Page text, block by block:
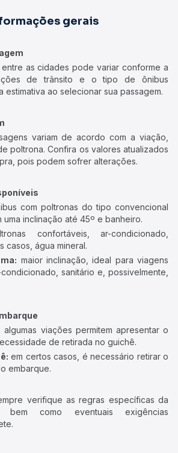
gerais
as cidades pode variar conforme a
de trânsito e o tipo de ônibus
estimativa ao selecionar sua passagem.
variam de acordo com a viação,
poltrona. Confira os valores atualizados
pois podem sofrer alterações.
com poltronas do tipo convencional
uma inclinação até 45º e banheiro.
confortáveis, ar-condicionado,
casos, água mineral.
maior inclinação, ideal para viagens
sanitário e, possivelmente,
algumas viações permitem apresentar o
de retirada no guichê.
em certos casos, é necessário retirar o
embarque.
verifique as regras específicas da
bem como eventuais exigências